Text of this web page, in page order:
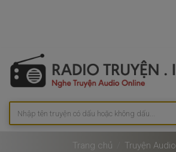
Trang chủ Truyện Audio